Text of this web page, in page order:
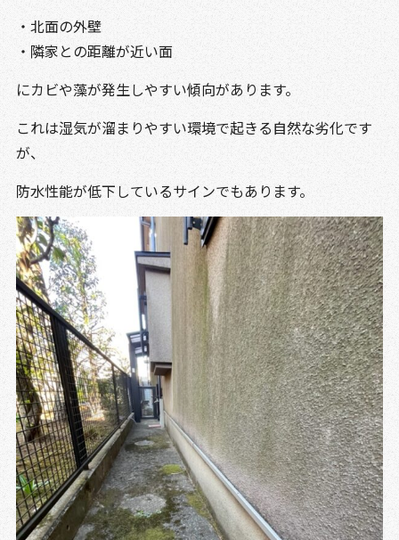
・北面の外壁
・隣家との距離が近い面
にカビや藻が発生しやすい傾向があります。
これは湿気が溜まりやすい環境で起きる自然な劣化です
が、
防水性能が低下しているサインでもあります。